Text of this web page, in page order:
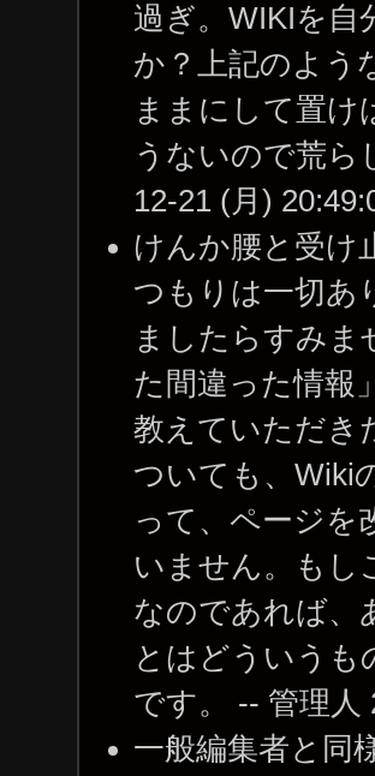
過ぎ。WIKIを
か？上記のよう
ままにして置け
うないので荒ら
12-21 (月)
けんか腰と受け
つもりは一切あ
ましたらすみま
た間違った情報
教えていただき
ついても、Wiki
って、ページを
いません。もし
なのであれば、
とはどういうも
です。 -- 管理人
一般編集者と同